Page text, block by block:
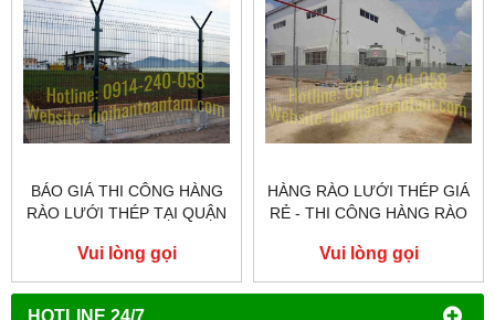
HOTLINE 24/7
BÁO GIÁ THI CÔNG HÀNG
RÀO LƯỚI THÉP TẠI QUẬN
Vui lòng gọi
HÀNG RÀO LƯỚI THÉP GIÁ
RẺ - THI CÔNG HÀNG RÀO
Vui lòng gọi